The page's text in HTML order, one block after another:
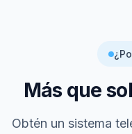
Más que
Obtén un sistema